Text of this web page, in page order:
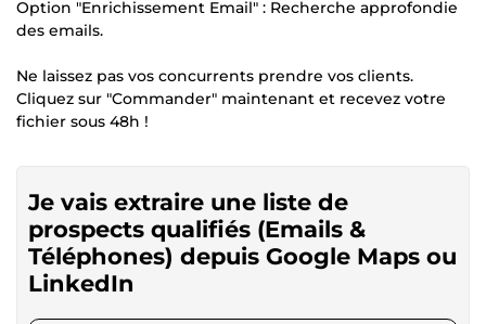
Option "Enrichissement Email" : Recherche approfondie
des emails.
Ne laissez pas vos concurrents prendre vos clients.
Cliquez sur "Commander" maintenant et recevez votre
fichier sous 48h !
Je vais extraire une liste de
prospects qualifiés (Emails &
Téléphones) depuis Google Maps ou
LinkedIn